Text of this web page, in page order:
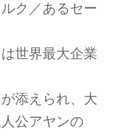
ク／あるセー
世界最大企業
添えられ、大
公アヤンの